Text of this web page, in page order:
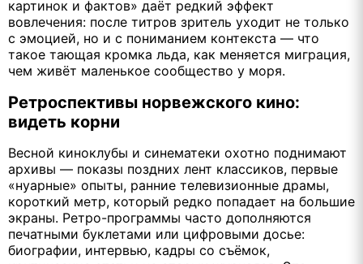
картинок и фактов» даёт редкий эффект
вовлечения: после титров зритель уходит не только
с эмоцией, но и с пониманием контекста — что
такое тающая кромка льда, как меняется миграция,
чем живёт маленькое сообщество у моря.
Ретроспективы норвежского кино:
видеть корни
Весной киноклубы и синематеки охотно поднимают
архивы — показы поздних лент классиков, первые
«нуарные» опыты, ранние телевизионные драмы,
короткий метр, который редко попадает на большие
экраны. Ретро-программы часто дополняются
печатными буклетами или цифровыми досье:
биографии, интервью, кадры со съёмок,